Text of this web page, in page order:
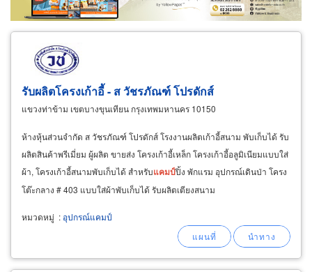
ผู้ส่งออก/นำเข้า
ธุรกิจบริการ
รับผลิตโครงเก้าอี้ - ส วัชรภัณฑ์ โปรดักส์
แขวงท่าข้าม เขตบางขุนเทียน กรุงเทพมหานคร 10150
ห้างหุ้นส่วนจำกัด ส วัชรภัณฑ์ โปรดักส์ โรงงานผลิตเก้าอี้สนาม พับเก็บได้ รับ
ผลิตสินค้าพรีเมี่ยม ผู้ผลิต ขายส่ง โครงเก้าอี้เหล็ก โครงเก้าอี้อลูมิเนียมแบบใส่
ผ้า, โครงเก้าอี้สนามพับเก็บได้ สำหรับแคมป์ปิ้ง พักแรม อุปกรณ์เดินป่า โครง
โต๊ะกลาง # 403 แบบใส่ผ้าพับเก็บได้ รับผลิตเตียงสนาม
หมวดหมู่ : อุปกรณ์แคมป์